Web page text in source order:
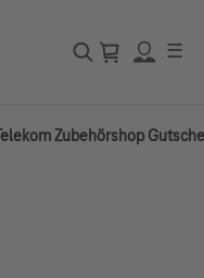
☰
Telekom Zubehörshop